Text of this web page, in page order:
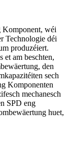
wéi
Technologie déi
produzéiert.
et am beschten,
den
sech
Komponenten
mechanesch
SPD eng
huet,